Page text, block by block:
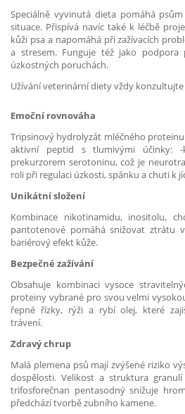
Speciálně vyvinutá dieta pomáhá
situace. Přispívá navíc také k léčbě
kůži psa a napomáhá při zažívacích
a stresem. Funguje též jako
úzkostných poruchách.
Užívání veterinární diety vždy
Emoční rovnováha
Tripsinový hydrolyzát mléčného proteinu
aktivní peptid s tlumivými účinky: -
prekurzorem serotoninu, což je
roli při regulaci úzkosti, spánku a chuti k
Unikátní složení
Kombinace nikotinamidu, inositolu,
pantotenové pomáhá snižovat ztrátu
bariérový efekt kůže.
Bezpečné zažívání
Obsahuje kombinaci vysoce
proteiny vybrané pro svou velmi
řepné řízky, rýži a rybí olej, které
trávení.
Zdravý chrup
Malá plemena psů mají zvýšené riziko
dospělosti. Velikost a struktura
trifosforečnan pentasodný snižuje
předchází tvorbě zubního kamene.